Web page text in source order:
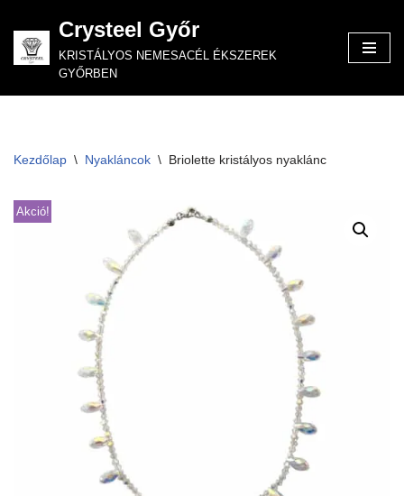
Skip
to
Crysteel Győr
KRISTÁLYOS NEMESACÉL ÉKSZEREK
GYŐRBEN
Kezdőlap \ Nyakláncok \ Briolette kristályos nyaklánc
Akció!